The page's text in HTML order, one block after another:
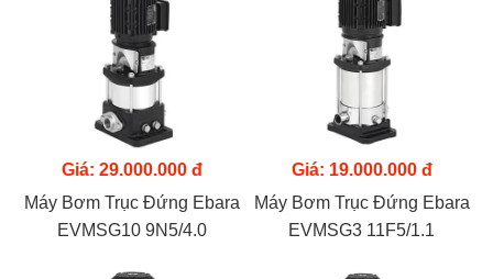
Giá: 29.000.000 đ
Máy Bơm Trục Đứng Ebara
EVMSG10 9N5/4.0
Giá: 19.000.000 đ
Máy Bơm Trục Đứng Ebara
EVMSG3 11F5/1.1